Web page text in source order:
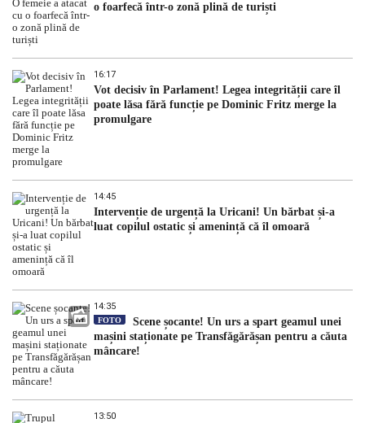
o foarfecă într-o zonă plină de turiști
16:17
Vot decisiv în Parlament! Legea integrității care îl
poate lăsa fără funcție pe Dominic Fritz merge la
promulgare
14:45
Intervenție de urgență la Uricani! Un bărbat și-a
luat copilul ostatic și amenință că îl omoară
14:35
FOTO
Scene șocante! Un urs a spart geamul unei
mașini staționate pe Transfăgărășan pentru a căuta
mâncare!
13:50